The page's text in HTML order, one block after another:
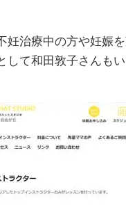
治療中の方や妊娠
して和田敦子さんも